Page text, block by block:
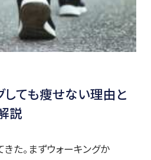
しても痩せない理由と
説
た。まずウォーキングか